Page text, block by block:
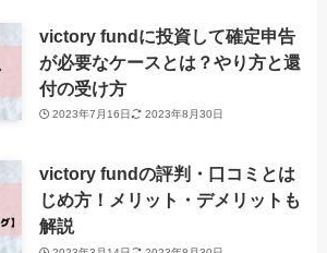
victory fundに投資して確定申告
が必要なケースとは？やり方と還
付の受け方
2023年7月16日 2023年8月30日
victory fundの評判・口コミとは
じめ方！メリット・デメリットも
解説